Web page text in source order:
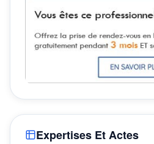
Expertises Et Actes